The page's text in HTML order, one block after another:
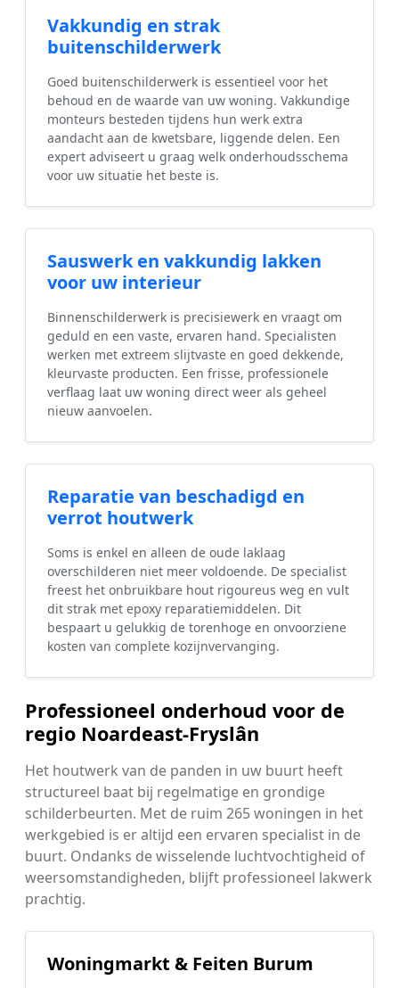
Vakkundig en strak
buitenschilderwerk
Goed buitenschilderwerk is essentieel voor het
behoud en de waarde van uw woning. Vakkundige
monteurs besteden tijdens hun werk extra
aandacht aan de kwetsbare, liggende delen. Een
expert adviseert u graag welk onderhoudsschema
voor uw situatie het beste is.
Sauswerk en vakkundig lakken
voor uw interieur
Binnenschilderwerk is precisiewerk en vraagt om
geduld en een vaste, ervaren hand. Specialisten
werken met extreem slijtvaste en goed dekkende,
kleurvaste producten. Een frisse, professionele
verflaag laat uw woning direct weer als geheel
nieuw aanvoelen.
Reparatie van beschadigd en
verrot houtwerk
Soms is enkel en alleen de oude laklaag
overschilderen niet meer voldoende. De specialist
freest het onbruikbare hout rigoureus weg en vult
dit strak met epoxy reparatiemiddelen. Dit
bespaart u gelukkig de torenhoge en onvoorziene
kosten van complete kozijnvervanging.
Professioneel onderhoud voor de
regio Noardeast-Fryslân
Het houtwerk van de panden in uw buurt heeft
structureel baat bij regelmatige en grondige
schilderbeurten. Met de ruim 265 woningen in het
werkgebied is er altijd een ervaren specialist in de
buurt. Ondanks de wisselende luchtvochtigheid of
weersomstandigheden, blijft professioneel lakwerk
prachtig.
Woningmarkt & Feiten Burum